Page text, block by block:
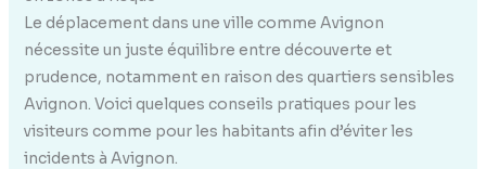
Le déplacement dans une ville comme Avignon
nécessite un juste équilibre entre découverte et
prudence, notamment en raison des quartiers sensibles
Avignon. Voici quelques conseils pratiques pour les
visiteurs comme pour les habitants afin d’éviter les
incidents à Avignon.